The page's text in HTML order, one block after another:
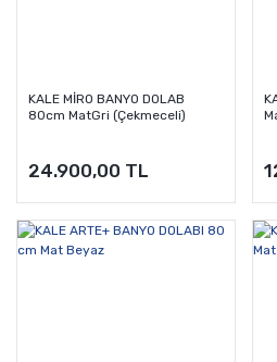
KALE MİRO BANYO DOLAB
80cm MatGri (Çekmeceli)
24.900,00 TL